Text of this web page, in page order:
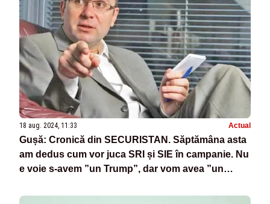
18 aug. 2024, 11:33 Actual
Gușă: Cronică din SECURISTAN. Săptămâna asta
am dedus cum vor juca SRI și SIE în campanie. Nu
e voie s-avem ”un Trump”, dar vom avea ”un
aleagă ”răul cel mai mic pentru el”!